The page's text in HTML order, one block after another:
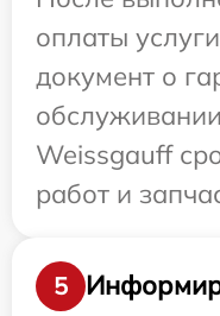
оплаты
документ о
Weissgauff
работ и
5